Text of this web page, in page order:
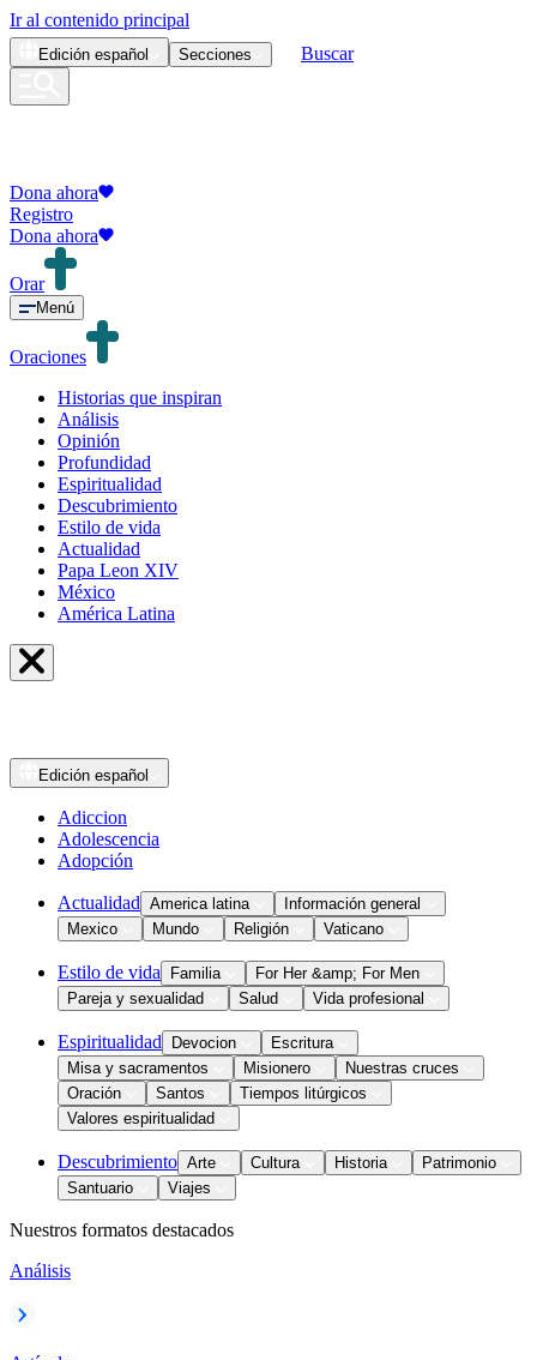
Ir al contenido principal
Edición español Secciones Buscar
Dona ahora
Registro
Dona ahora
Orar
Menú
Oraciones
Historias que inspiran
Análisis
Opinión
Profundidad
Espiritualidad
Descubrimiento
Estilo de vida
Actualidad
Papa Leon XIV
México
América Latina
Edición español
Adiccion
Adolescencia
Adopción
Actualidad America latina
Información general
Mexico
Mundo Religión Vaticano
Estilo de vida Familia
For Her &amp; For Men
Pareja y sexualidad
Salud Vida profesional
Espiritualidad Devocion
Escritura
Misa y sacramentos
Misionero
Nuestras cruces
Oración
Santos
Tiempos litúrgicos
Valores espiritualidad
Descubrimiento Arte Cultura Historia
Patrimonio
Santuario
Viajes
Nuestros formatos destacados
Análisis